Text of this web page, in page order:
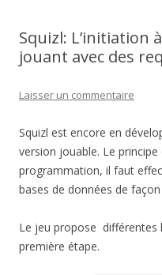
Squizl: L’initiation
jouant avec des
Laisser un commentaire
Squizl est encore en
version jouable. Le
programmation, il faut
bases de données de
Le jeu propose différentes
première étape.